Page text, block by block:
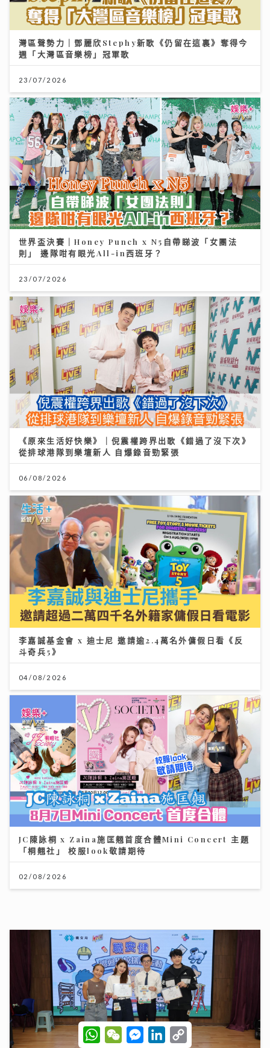
灣區聲勢力｜鄧麗欣Stephy新歌《仍留在這裏》奪得今
週「大灣區音樂榜」冠軍歌
23/07/2026
世界盃決賽｜Honey Punch x N5自帶睇波「女團法
則」 邊隊咁有眼光All-in西班牙？
23/07/2026
《原來生活好快樂》｜倪震權跨界出歌《錯過了沒下次》
從排球港隊到樂壇新人 自爆錄音勁緊張
06/08/2026
李嘉誠基金會 x 迪士尼 邀請逾2.4萬名外傭假日看《反
斗奇兵5》
04/08/2026
JC陳詠桐 x Zaina施匡翹首度合體Mini Concert 主題
「桐翹社」 校服look敬請期待
02/08/2026
聖公會基榮小學
W
h
W
e
M
e
L
C